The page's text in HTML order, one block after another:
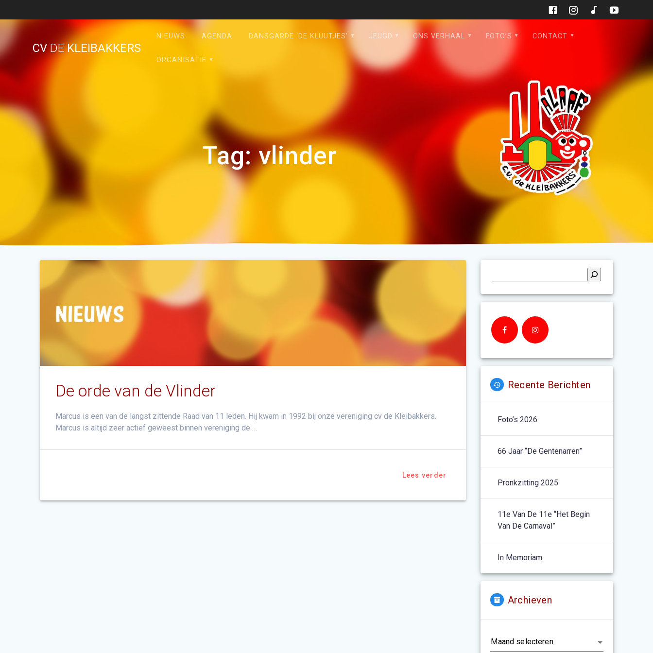
inhoud
CVDEKLEIBAKKERS
NIEUWS AGENDA DANSGARDE ‘DE KLUUTJES’ JEUGD ONS VERHAAL FOTO’S CONTACT
ORGANISATIE
Tag:vlinder
De orde van de Vlinder
Marcus is een van de langst zittende Raad van 11 leden. Hij kwam in 1992 bij onze vereniging cv de Kleibakkers.
Marcus is altijd zeer actief geweest binnen vereniging de …
Lees verder
Recente Berichten
Foto’s 2026
66 Jaar “De Gentenarren”
Pronkzitting 2025
11e Van De 11e “het Begin
Van De Carnaval”
In Memoriam
Archieven